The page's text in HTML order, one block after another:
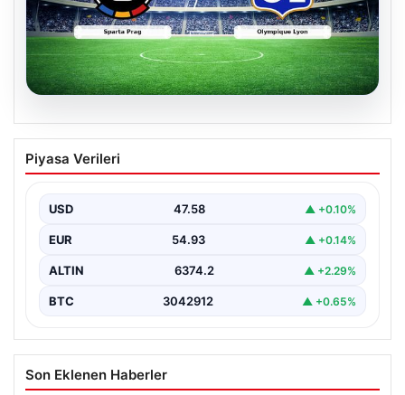
05.08.2026
(Özet) Sparta Prag – Olympique Lyon
Maçı Özeti ve Tüm Önemli Anları
Piyasa Verileri
USD 47.58 ▲ +0.10%
EUR 54.93 ▲ +0.14%
ALTIN 6374.2 ▲ +2.29%
BTC 3042912 ▲ +0.65%
Son Eklenen Haberler